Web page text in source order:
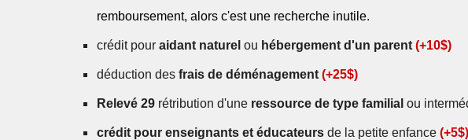
remboursement, alors c'est une recherche inutile.
crédit pour aidant naturel ou hébergement d'un parent (+10$)
déduction des frais de déménagement (+25$)
Relevé 29 rétribution d'une ressource de type familial ou
crédit pour enseignants et éducateursde la petite enfance (+5$)